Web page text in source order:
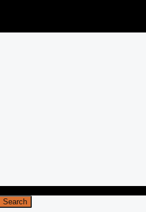
Search